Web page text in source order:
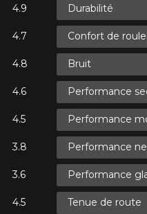
Durabilité
Confort de
Bruit
Performance
Performance
Performance
Performance
Tenue de route